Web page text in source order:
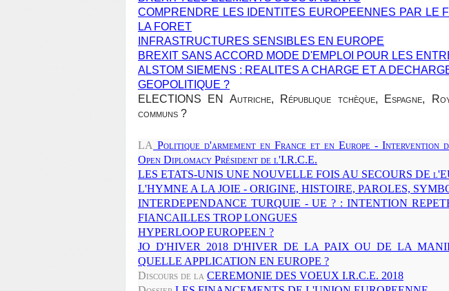
COMPRENDRE LES IDENTITES EUROPEENNES PAR LE
LA FORET
INFRASTRUCTURES SENSIBLES EN EUROPE
BREXIT SANS ACCORD MODE D'EMPLOI POUR LES
ALSTOM SIEMENS : REALITES A CHARGE ET A
GEOPOLITIQUE ?
ELECTIONS EN Autriche, République tchèque, Espagne,
communs ?
LA Politique d'armement en France et en Europe - Intervention
Open Diplomacy Président de l'I.R.C.E.
LES ETATS-UNIS UNE NOUVELLE FOIS AU SECOURS DE
L'HYMNE A LA JOIE - ORIGINE, HISTOIRE, PAROLES,
INTERDEPENDANCE TURQUIE - UE ? : INTENTION
FIANCAILLES TROP LONGUES
HYPERLOOP EUROPEEN ?
JO D'HIVER 2018 D'HIVER DE LA PAIX OU DE LA
QUELLE APPLICATION EN EUROPE ?
Discours de la CEREMONIE DES VOEUX I.R.C.E. 2018